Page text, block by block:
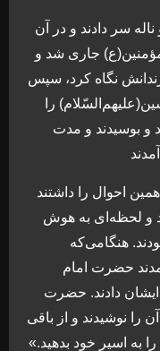
سر دادند و در آن
جاری شد و
نگاه کرد، سپس
را
و بوسیدند و مدت
احوال را داشتند
و لحظه‌ای به هوش
هنگامی‌که
حضرت امام
دادند. حضرت
را نوشیدند و از باقی
به اسیر خود بدهید.»